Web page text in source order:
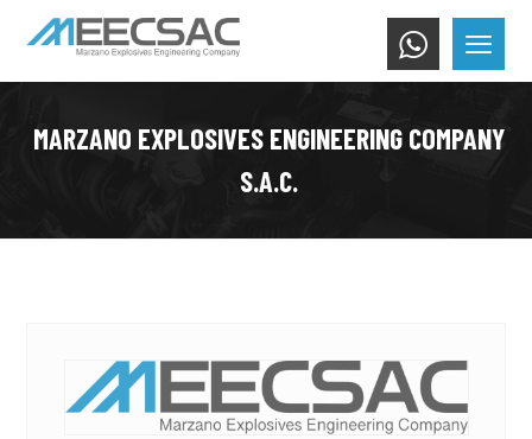
MARZANO EXPLOSIVES ENGINEERING COMPANY
S.A.C.